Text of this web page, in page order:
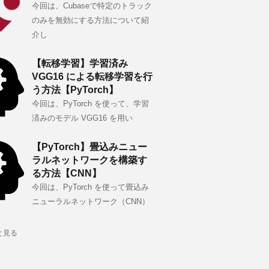
今回は、Cubaseで特定のトラック
のみを無効にする方法について紹
介し
【転移学習】学習済み
VGG16 による転移学習を行
う方法【PyTorch】
今回は、PyTorch を使って、学習
済みのモデル VGG16 を用い
【PyTorch】畳込みニュー
ラルネットワークを構築す
る方法【CNN】
今回は、PyTorch を使って畳込み
ニューラルネットワーク（CNN）
見る